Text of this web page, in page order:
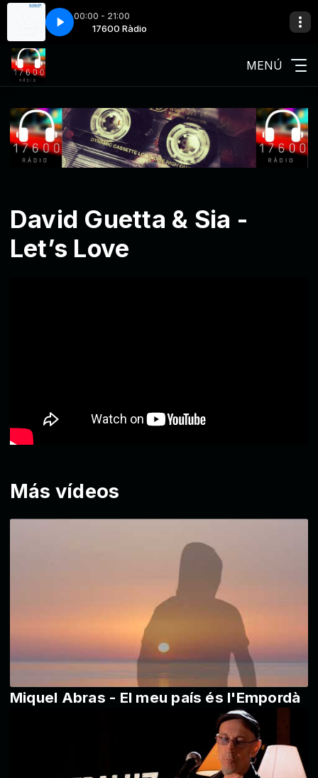
00:00 - 21:00
17600 Ràdio
Revolución Sexual La Casa Azul - La Revolución Sexual
MENÚ
David Guetta & Sia -
Let’s Love
Más vídeos
Miquel Abras - El meu país és l'Empordà